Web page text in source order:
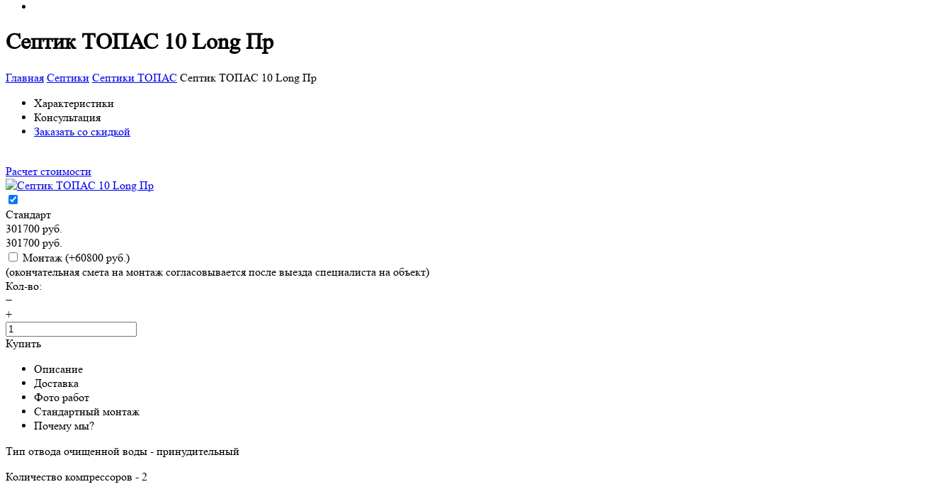
Септик ТОПАС 10 Long Пр
Главная Септики Септики ТОПАС Септик ТОПАС 10 Long Пр
Характеристики
Консультация
Заказать со скидкой
Расчет стоимости
Стандарт
301700 руб.
301700 руб.
Монтаж (+60800 руб.)
(окончательная смета на монтаж согласовывается после выезда специалиста на объект)
Кол-во:
−
+
Купить
Описание
Доставка
Фото работ
Стандартный монтаж
Почему мы?
Тип отвода очищенной воды - принудительный
Количество компрессоров - 2